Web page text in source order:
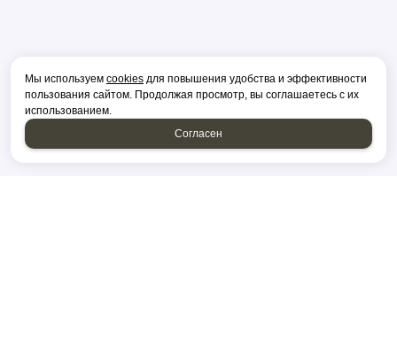
Мы используем cookies для повышения удобства и эффективности
пользования сайтом. Продолжая просмотр, вы соглашаетесь с их
использованием.
Согласен